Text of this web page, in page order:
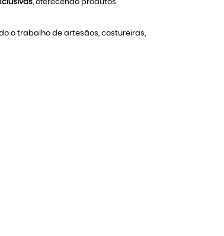
, oferecendo produtos
o trabalho de artesãos, costureiras,